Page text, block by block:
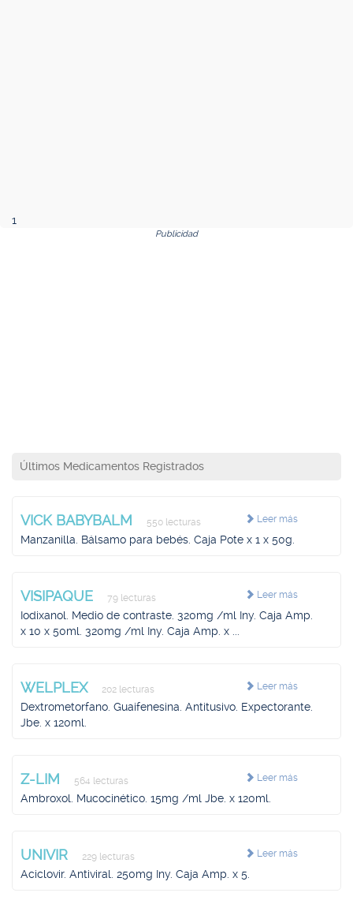
1
Publicidad
Últimos Medicamentos Registrados
Leer más
VICK BABYBALM 550 lecturas
Manzanilla. Bálsamo para bebés. Caja Pote x 1 x 50g.
Leer más
VISIPAQUE 79 lecturas
Iodixanol. Medio de contraste. 320mg /ml Iny. Caja Amp.
x 10 x 50ml. 320mg /ml Iny. Caja Amp. x ...
Leer más
WELPLEX 202 lecturas
Dextrometorfano. Guaifenesina. Antitusivo. Expectorante.
Jbe. x 120ml.
Leer más
Z-LIM 564 lecturas
Ambroxol. Mucocinético. 15mg /ml Jbe. x 120ml.
Leer más
UNIVIR 229 lecturas
Aciclovir. Antiviral. 250mg Iny. Caja Amp. x 5.